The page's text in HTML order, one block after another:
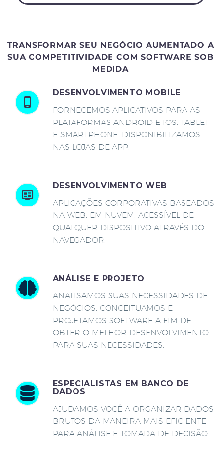
TRANSFORMAR SEU NEGÓCIO AUMENTADO A
SUA COMPETITIVIDADE COM SOFTWARE SOB
MEDIDA
DESENVOLVIMENTO MOBILE
FORNECEMOS APLICATIVOS PARA AS
PLATAFORMAS ANDROID E IOS, TABLET
E SMARTPHONE. DISPONIBILIZAMOS
NAS LOJAS DE APP.
DESENVOLVIMENTO WEB
APLICAÇÕES CORPORATIVAS BASEADOS
NA WEB, EM NUVEM, ACESSÍVEL DE
QUALQUER DISPOSITIVO ATRAVÉS DO
NAVEGADOR.
ANÁLISE E PROJETO
ANALISAMOS SUAS NECESSIDADES DE
NEGÓCIOS, CONCEITUAMOS E
PROJETAMOS SOFTWARE A FIM DE
OBTER O MELHOR DESENVOLVIMENTO
PARA SUAS NECESSIDADES.
ESPECIALISTAS EM BANCO DE
DADOS
AJUDAMOS VOCÊ A ORGANIZAR DADOS
BRUTOS DA MANEIRA MAIS EFICIENTE
PARA ANÁLISE E TOMADA DE DECISÃO.